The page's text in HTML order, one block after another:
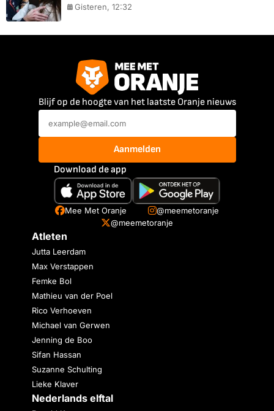
Gisteren, 12:32
Blijf op de hoogte van het laatste Oranje nieuws
Aanmelden
Download de app
Mee Met Oranje
@meemetoranje
@meemetoranje
Atleten
Jutta Leerdam
Max Verstappen
Femke Bol
Mathieu van der Poel
Rico Verhoeven
Michael van Gerwen
Jenning de Boo
Sifan Hassan
Suzanne Schulting
Lieke Klaver
Nederlands elftal